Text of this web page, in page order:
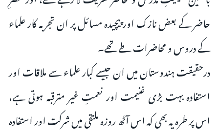
حاضر کے بعض نازک اور پیچیدہ مسائل پر ان تجربہ کار علماء
کے دروس و محاضرات طے تھے۔
درحقیقت ہندوستان میں ان جیسے کبار علماء سے ملاقات اور
استفادہ بہت بڑی غنیمت اور نعمتِ غیر مترقبہ ہوتی ہے،
اس پر طرہ یہ بھی کہ اس آٹھ روزہ ملتقی میں شرکت اور استفادہ